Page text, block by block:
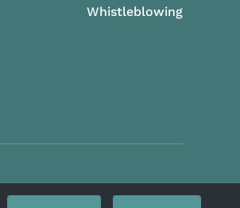
Whistleblowing